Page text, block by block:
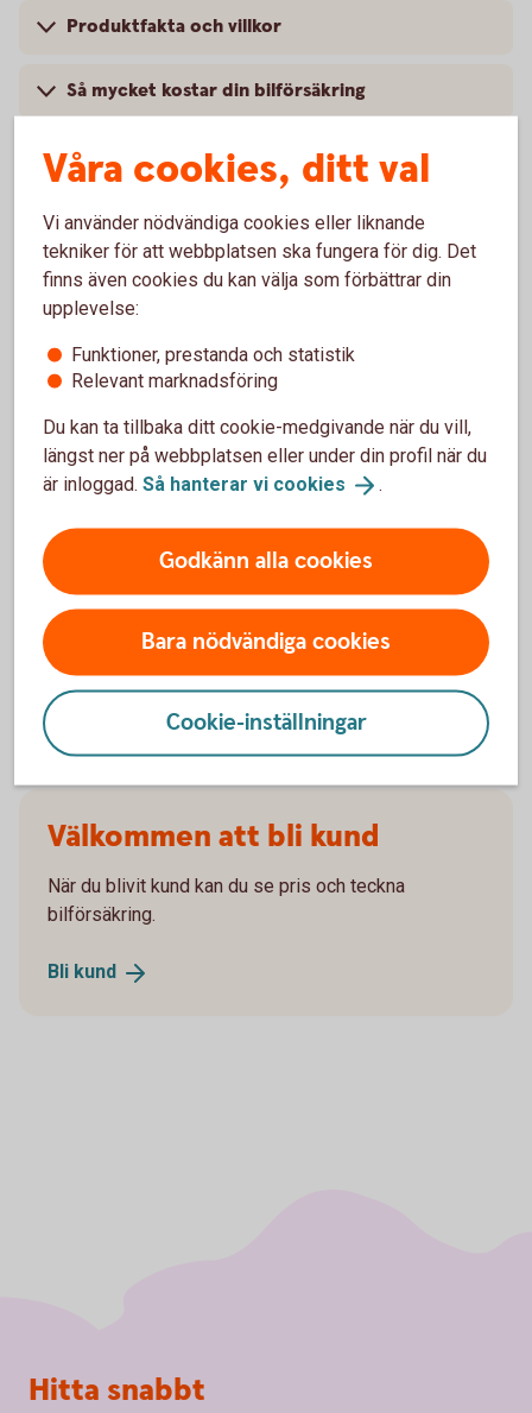
Produktfakta och villkor
Så mycket kostar din bilförsäkring
Vanliga frågor om att försäkra Kia
Trafik, hel och halv – vad är det för skillnad på
försäkringarna?
När slutar den tidigare ägarens försäkring att
Om man övningskör och olyckan är framme,
täcker bilförsäkringen då?
Gäller bilförsäkringen utanför Sverige?
Täcker försäkringen viltolyckor?
Vilka bilar har en vagnskadegaranti?
Välkommen att bli kund
När du blivit kund kan du se pris och teckna
bilförsäkring.
Bli kund
Våra cookies, ditt val
Vi använder nödvändiga cookies eller liknande
tekniker för att webbplatsen ska fungera för dig. Det
finns även cookies du kan välja som förbättrar din
upplevelse:
Funktioner, prestanda och statistik
Relevant marknadsföring
Du kan ta tillbaka ditt cookie-medgivande när du vill,
längst ner på webbplatsen eller under din profil när du
är inloggad. Så hanterar vi cookies .
Godkänn alla cookies
Bara nödvändiga cookies
Cookie-inställningar
Sidfot
Hitta snabbt